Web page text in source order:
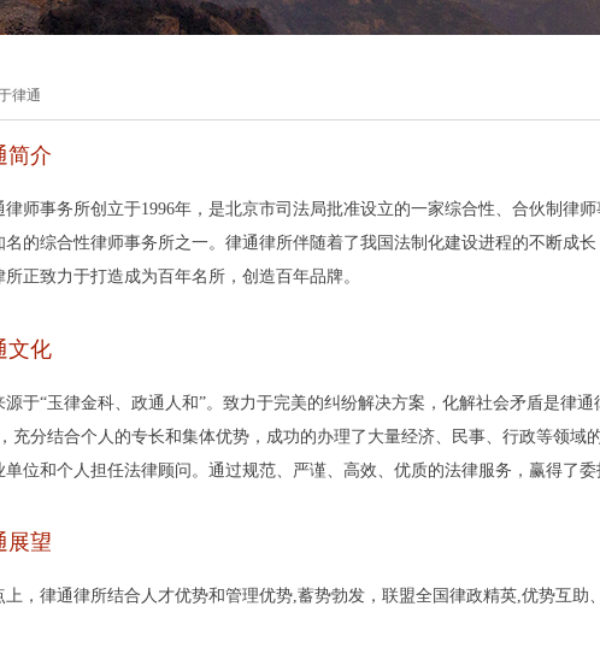
律通
简介
律师事务所创立于1996年，是北京市司法局批准设立的一家综合性、合伙制律
名的综合性律师事务所之一。律通律所伴随着了我国法制化建设进程的不断成
所正致力于打造成为百年名所 ，创造百年品牌。
文化
源于“玉律金科、政通人和”。致力于完美的纠纷解决方案，化解社会矛盾是律
充分结合个人的专长和集体优势，成功的办理了大量经济、民事、行政等领
单位和个人担任法律顾问。通过规范、严谨、高效、优质的法律服务，赢得了委
展望
上，律通律所结合人才优势和管理优势,蓄势勃发，联盟全国律政精英,优势互助